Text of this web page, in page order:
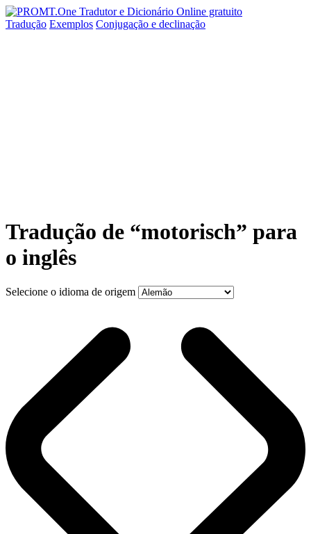
Tradução Exemplos Conjugação e declinação
Tradução de “motorisch” para
o inglês
Selecione o idioma de origem